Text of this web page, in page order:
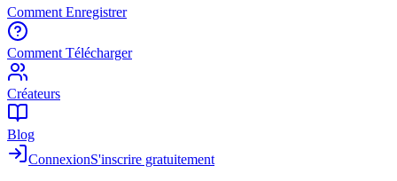
Comment Enregistrer
Comment Télécharger
Créateurs
Blog
ConnexionS'inscrire gratuitement